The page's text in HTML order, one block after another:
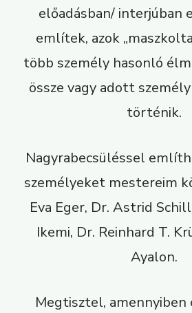
előadásban/ interjúban
említek, azok
több személy hasonló
össze vagy adott
történik.
Nagyrabecsüléssel
személyeket mestereim
Eva Eger, Dr. Astrid
Ikemi, Dr. Reinhard T.
Ayalon.
Megtisztel,